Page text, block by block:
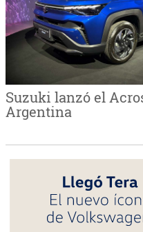
Suzuki lanzó el
Argentina